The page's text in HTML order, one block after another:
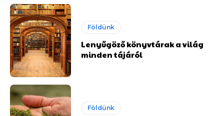
Földünk
Lenyűgöző könyvtárak a világ
minden tájáról
Földünk